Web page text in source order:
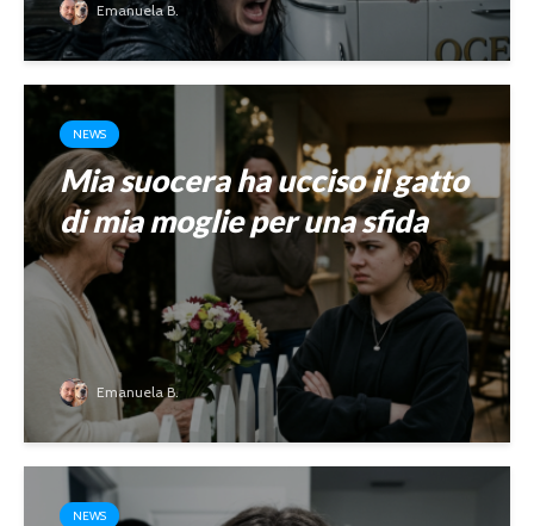
Emanuela B.
NEWS
Mia suocera ha ucciso il gatto
di mia moglie per una sfida
Emanuela B.
NEWS